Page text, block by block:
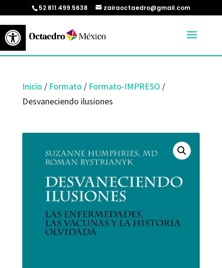
Abrir barra de herramientas
52 811.499.5638 zairaoctaedro@gmail.com
Inicio / Formato / Formato-IMPRESO /
Desvaneciendo ilusiones